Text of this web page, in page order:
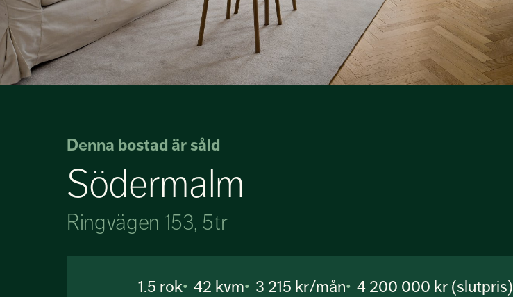
Denna bostad är såld
Ringvägen 153, 5tr
Södermalm
1.5 rok 42 kvm 3 215 kr/mån 4 200 000 kr (slutpris)